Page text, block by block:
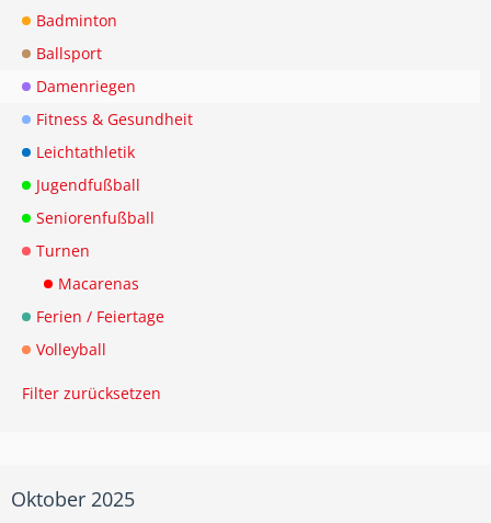
Badminton
Ballsport
Damenriegen
Fitness & Gesundheit
Leichtathletik
Jugendfußball
Seniorenfußball
Turnen
Macarenas
Ferien / Feiertage
Volleyball
Filter zurücksetzen
Oktober 2025